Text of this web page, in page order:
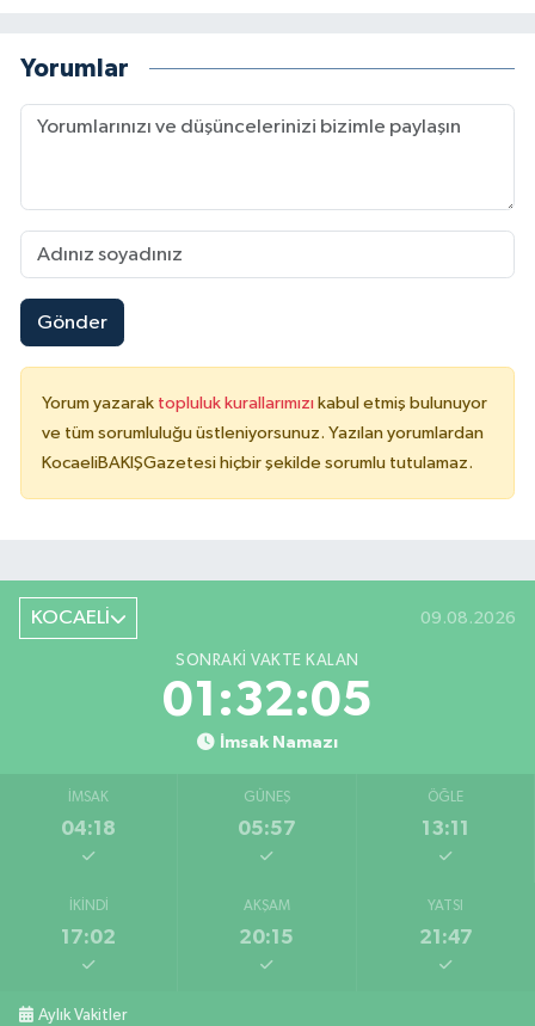
Yorumlar
Gönder
Yorum yazarak topluluk kurallarımızı kabul etmiş bulunuyor
ve tüm sorumluluğu üstleniyorsunuz. Yazılan yorumlardan
KocaeliBAKIŞGazetesi hiçbir şekilde sorumlu tutulamaz.
KOCAELİ 09.08.2026
SONRAKI VAKTE KALAN
01:32:05
İmsak Namazı
İMSAK
04:18
GÜNEŞ
05:57
ÖĞLE
13:11
İKINDI
17:02
AKŞAM
20:15
YATSI
21:47
Aylık Vakitler